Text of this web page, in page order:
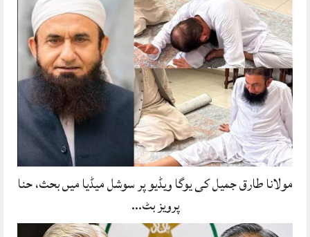
مولانا طارق جمیل کی یوگا ویڈیو پر سوشل میڈیا میں بحث، حنا
پرویز بٹ…